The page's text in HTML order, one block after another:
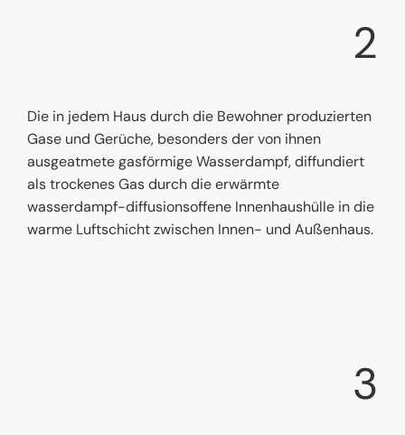
2
Die in jedem Haus durch die Bewohner produzierten
Gase und Gerüche, besonders der von ihnen
ausgeatmete gasförmige Wasserdampf, diffundiert
als trockenes Gas durch die erwärmte
wasserdampf-diffusionsoffene Innenhaushülle in die
warme Luftschicht zwischen Innen- und Außenhaus.
3